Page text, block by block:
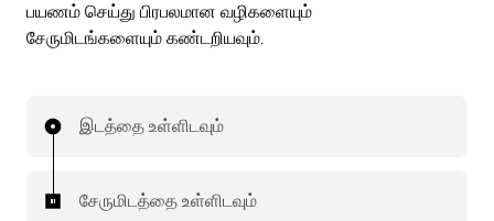
பயணம் செய்து பிரபலமான வழிகளையும்
சேருமிடங்களையும் கண்டறியவும்.
இடத்தை உள்ளிடவும்
சேருமிடத்தை உள்ளிடவும்